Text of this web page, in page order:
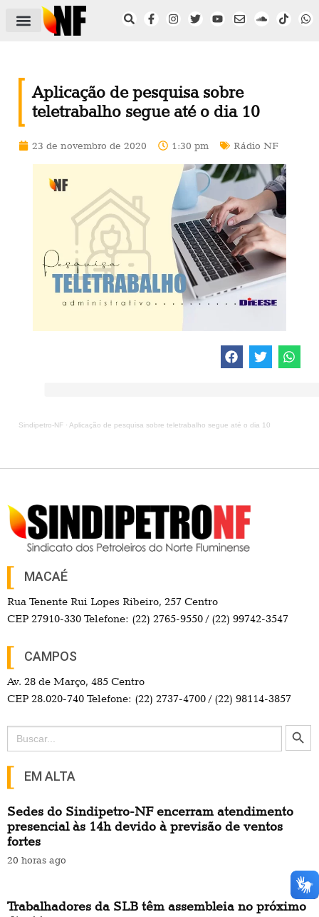
Aplicação de pesquisa sobre
teletrabalho segue até o dia 10
23 de novembro de 2020 1:30 pm Rádio NF
Sindipetro-NF · Aplicação de pesquisa sobre teletrabalho segue até o dia 10
MACAÉ
Rua Tenente Rui Lopes Ribeiro, 257 Centro
CEP 27910-330 Telefone: (22) 2765-9550 / (22) 99742-3547
CAMPOS
Av. 28 de Março, 485 Centro
CEP 28.020-740 Telefone: (22) 2737-4700 / (22) 98114-3857
Search
for:
Search Button
EM ALTA
Sedes do Sindipetro-NF encerram atendimento
presencial às 14h devido à previsão de ventos
fortes
20 horas ago
Trabalhadores da SLB têm assembleia no próximo